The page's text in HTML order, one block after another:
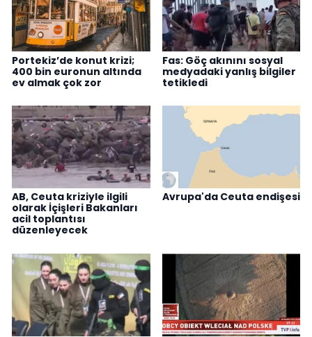
Portekiz’de konut krizi;
400 bin euronun altında
ev almak çok zor
Fas: Göç akınını sosyal
medyadaki yanlış bilgiler
tetikledi
AB, Ceuta kriziyle ilgili
olarak İçişleri Bakanları
acil toplantısı
düzenleyecek
Avrupa'da Ceuta endişesi